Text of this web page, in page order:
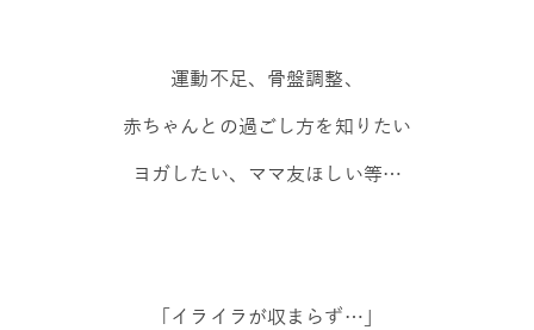
運動不足、骨盤調整、
赤ちゃんとの過ごし方を知りたい
ヨガしたい、ママ友ほしい等…
「イライラが収まらず…」